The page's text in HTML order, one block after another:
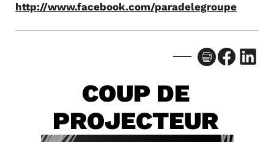
http://www.facebook.com/paradelegroupe
Facebook LinkedIn
COUP DE
PROJECTEUR